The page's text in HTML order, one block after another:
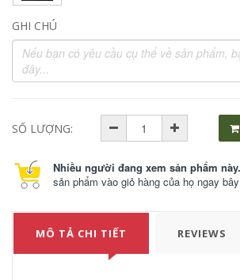
GHI CHÚ
SỐ LƯỢNG:
Nhiều người đang xem sản phẩm này.
sản phẩm vào giỏ hàng của họ ngay
MÔ TẢ CHI TIẾT REVIEWS